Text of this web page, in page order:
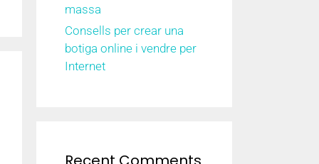
massa
Consells per crear una
botiga online i vendre per
Internet